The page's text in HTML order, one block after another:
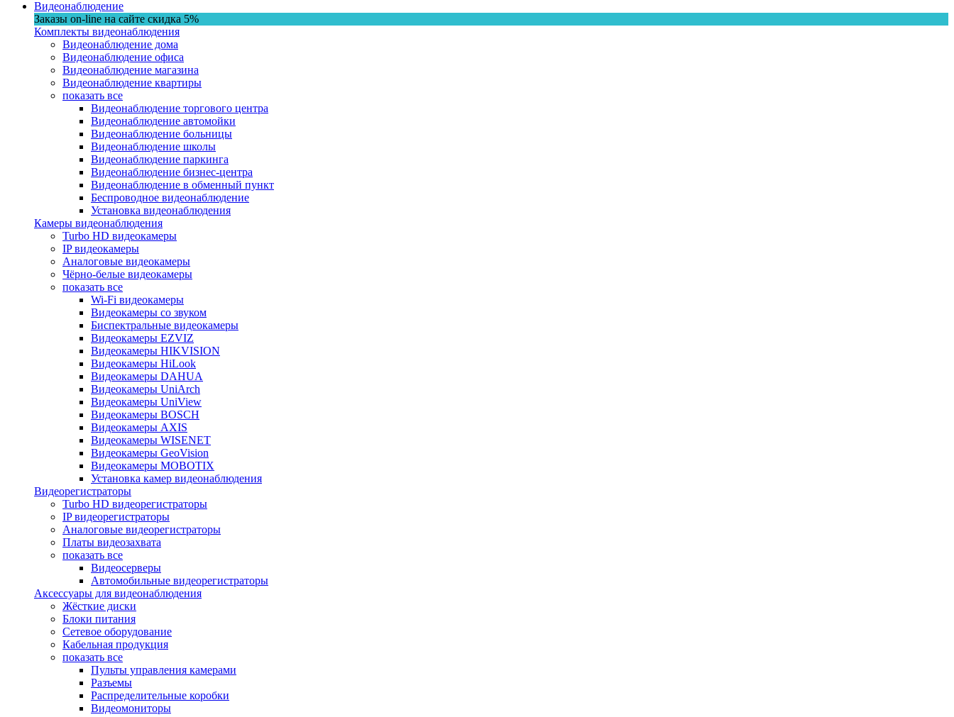
Видеонаблюдение
Заказы on-line на сaйте скидка 5%
Комплекты видеонаблюдения
Видеонаблюдение дома
Видеонаблюдение офиса
Видеонаблюдение магазина
Видеонаблюдение квартиры
показать все
Видеонаблюдение торгового центра
Видеонаблюдение автомойки
Видеонаблюдение больницы
Видеонаблюдение школы
Видеонаблюдение паркинга
Видеонаблюдение бизнес-центра
Видеонаблюдение в обменный пункт
Беспроводное видеонаблюдение
Установка видеонаблюдения
Камеры видеонаблюдения
Turbo HD видеокамеры
IP видеокамеры
Аналоговые видеокамеры
Чёрно-белые видеокамеры
показать все
Wi-Fi видеокамеры
Видеокамеры со звуком
Биспектральные видеокамеры
Видеокамеры EZVIZ
Видеокамеры HIKVISION
Видеокамеры HiLook
Видеокамеры DAHUA
Видеокамеры UniArch
Видеокамеры UniView
Видеокамеры BOSCH
Видеокамеры AXIS
Видеокамеры WISENET
Видеокамеры GeoVision
Видеокамеры MOBOTIX
Установка камер видеонаблюдения
Видеорегистраторы
Turbo HD видеорегистраторы
IP видеорегистраторы
Аналоговые видеорегистраторы
Платы видеозахвата
показать все
Видеосерверы
Автомобильные видеорегистраторы
Аксессуары для видеонаблюдения
Жёсткие диски
Блоки питания
Сетевое оборудование
Кабельная продукция
показать все
Пульты управления камерами
Разъемы
Распределительные коробки
Видеомониторы